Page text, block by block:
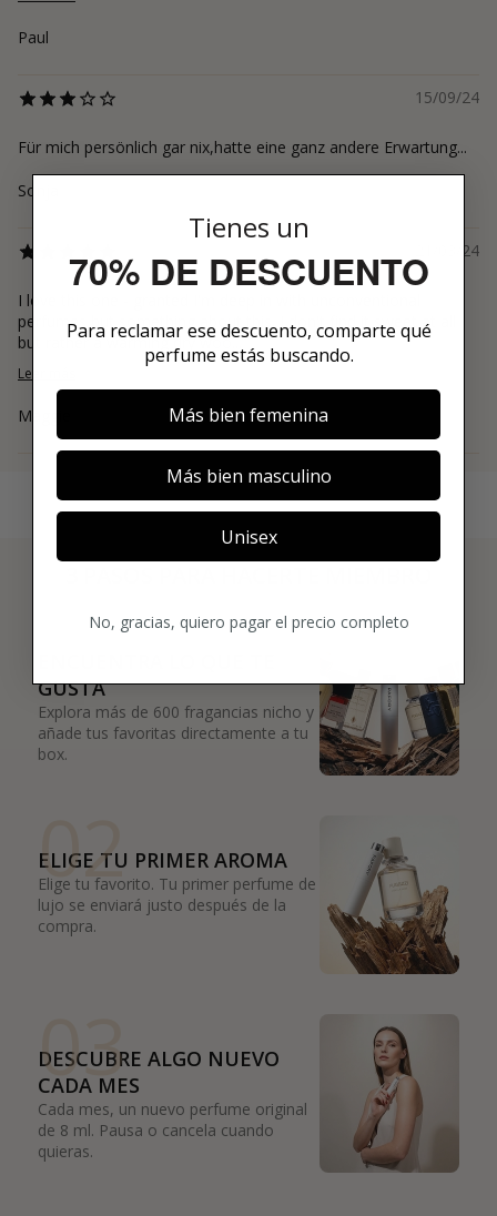
Paul
15/09/24
Für mich persönlich gar nix,hatte eine ganz andere Erwartung...
Sonja
21/03/24
I love this one - granted I'm deep in with unconventional
perfumes but something about this. I don't find it sweet at all
but rather a warming dry woo...
Leer más
Maggie
01
GUSTA
Explora más de 600 fragancias nicho y
añade tus favoritas directamente a tu
box.
02
ELIGE TU PRIMER AROMA
Elige tu favorito. Tu primer perfume de
lujo se enviará justo después de la
compra.
03
DESCUBRE ALGO NUEVO
CADA MES
Cada mes, un nuevo perfume original
de 8 ml. Pausa o cancela cuando
quieras.
Tienes un
70% DE DESCUENTO
Para reclamar ese descuento, comparte qué
perfume estás buscando.
Más bien femenina
Más bien masculino
Unisex
No, gracias, quiero pagar el precio completo